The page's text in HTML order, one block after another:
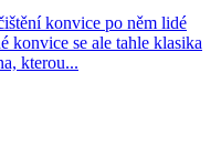
konvice po něm lidé
konvice se ale tahle klasika
kterou...